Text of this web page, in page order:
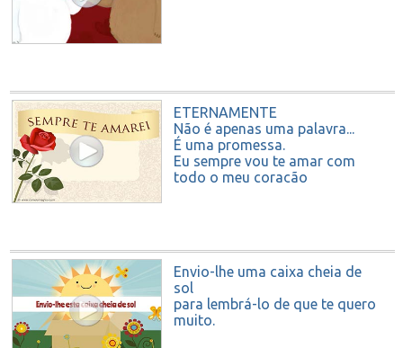
ETERNAMENTE
Não é apenas uma palavra...
É uma promessa.
Eu sempre vou te amar com
todo o meu coração
Envio-lhe uma caixa cheia de
sol
para lembrá-lo de que te quero
muito.